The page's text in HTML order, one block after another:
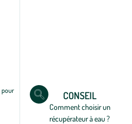
pour
CONSEIL
Comment choisir un
récupérateur à eau ?